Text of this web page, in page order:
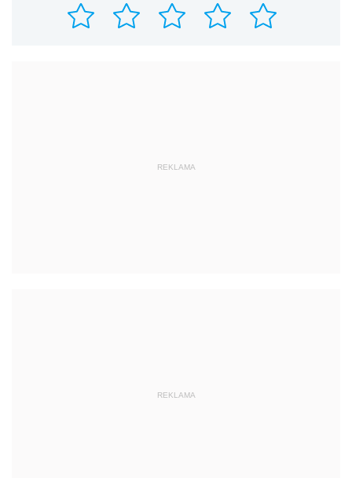
REKLAMA
REKLAMA